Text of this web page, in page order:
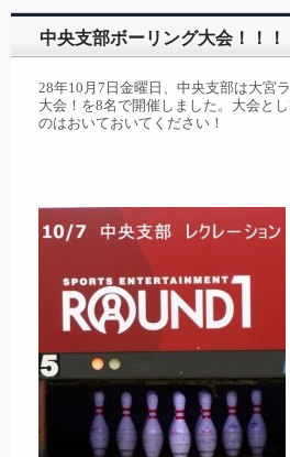
中央支部ボーリング大会！！！
28年10月7日金曜日、中央支部は大宮
大会！を8名で開催しました。大会と
のはおいておいてください！